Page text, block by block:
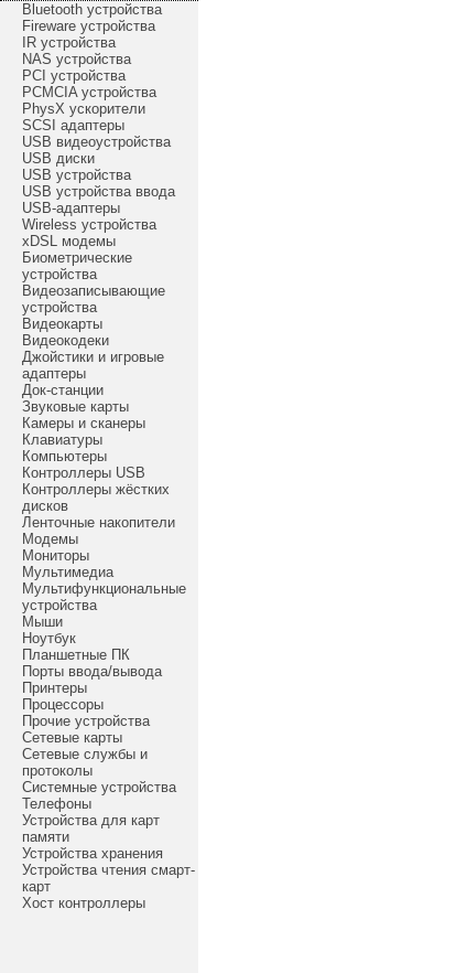
Bluetooth устройства
Fireware устройства
IR устройства
NAS устройства
PCI устройства
PCMCIA устройства
PhysX ускорители
SCSI адаптеры
USB видеоустройства
USB диски
USB устройства
USB устройства ввода
USB-адаптеры
Wireless устройства
xDSL модемы
Биометрические
устройства
Видеозаписывающие
устройства
Видеокарты
Видеокодеки
Джойстики и игровые
адаптеры
Док-станции
Звуковые карты
Камеры и сканеры
Клавиатуры
Компьютеры
Контроллеры USB
Контроллеры жёстких
дисков
Ленточные накопители
Модемы
Мониторы
Мультимедиа
Мультифункциональные
устройства
Мыши
Ноутбук
Планшетные ПК
Порты ввода/вывода
Принтеры
Процессоры
Прочие устройства
Сетевые карты
Сетевые службы и
протоколы
Системные устройства
Телефоны
Устройства для карт
памяти
Устройства хранения
Устройства чтения смарт-
карт
Хост контроллеры